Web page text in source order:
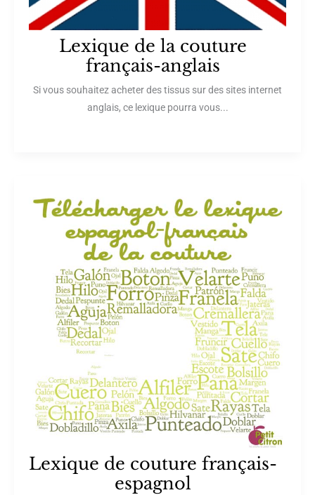
Lexique de la couture
français-anglais
Si vous souhaitez acheter des tissus sur des sites internet
anglais, ce lexique pourra vous...
Lexique de couture français-
espagnol